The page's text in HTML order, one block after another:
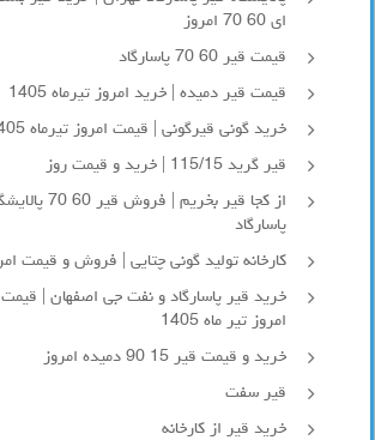
ای 60 70 امروز
قیمت قیر 60 70 پاسارگاد
قیمت قیر دمیده | خرید امروز تیرماه 1405
خرید گونی قیرگونی | قیمت امروز تیرماه 1405
قیر گرید 115/15 | خرید و قیمت روز
از کجا قیر بخریم | فروش قیر 60
پاسارگاد
کارخانه تولید گونی چتایی | فروش و قیمت
خرید قیر پاسارگاد و نفت جی اصفهان | قیمت
امروز تیر ماه 1405
خرید و قیمت قیر 15 90 دمیده امروز
قیر سفت
خرید قیر از کارخانه